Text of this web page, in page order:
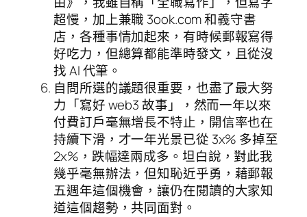
超慢，加上兼職 3ook.com 和義守書
店，各種事情加起來，有時候郵報寫得
好吃力，但總算都能準時發文，且從沒
找 AI 代筆。
自問所選的議題很重要，也盡了最大努
力「寫好 web3 故事」，然而一年以來
付費訂戶毫無增長不特止，開信率也在
持續下滑，才一年光景已從 3x% 多掉至
2x%，跌幅達兩成多。坦白說，對此我
幾乎毫無辦法，但知恥近乎勇，藉郵報
五週年這個機會，讓仍在閱讀的大家知
道這個趨勢，共同面對。